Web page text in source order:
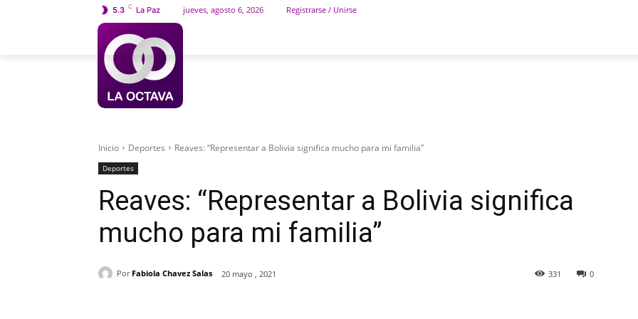
5.3 C La Paz jueves, agosto 6, 2026 Registrarse / Unirse
Inicio Deportes Reaves: “Representar a Bolivia significa mucho para mi familia”
Deportes
Reaves: “Representar a Bolivia significa
mucho para mi familia”
Por Fabiola Chavez Salas 20 mayo , 2021 0
331